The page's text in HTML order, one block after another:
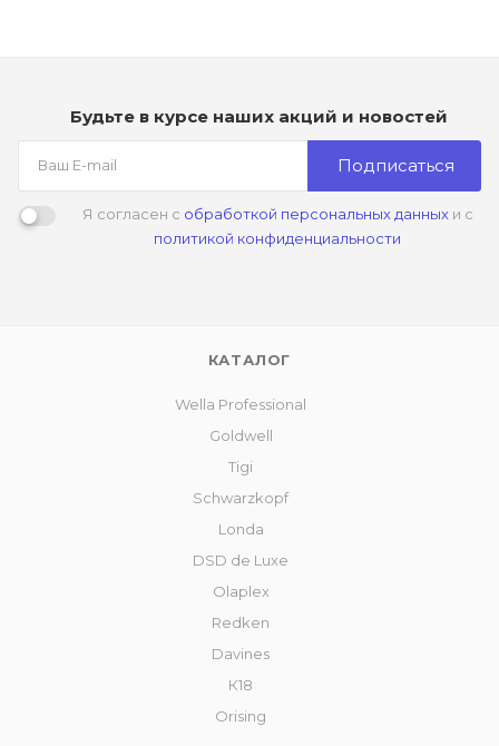
Будьте в курсе наших акций и новостей
Подписаться
Я согласен с обработкой персональных данныхи с
политикой конфиденциальности
КАТАЛОГ
Wella Professional
Goldwell
Tigi
Schwarzkopf
Londa
DSD de Luxe
Olaplex
Redken
Davines
К18
Orising